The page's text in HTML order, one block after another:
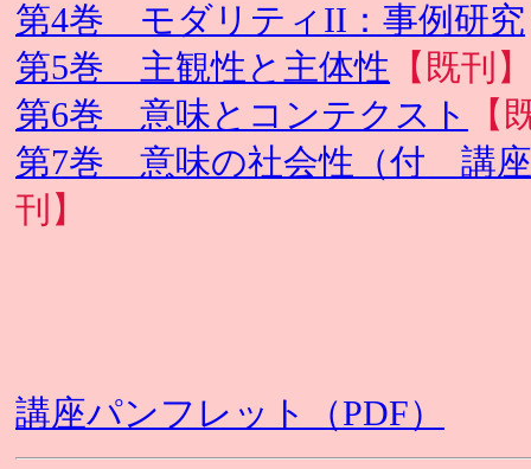
第4巻 モダリティII：事例研究
第5巻 主観性と主体性 【既刊】
第6巻 意味とコンテクスト
【
第7巻 意味の社会性（付 講座
刊】
講座パンフレット（PDF）